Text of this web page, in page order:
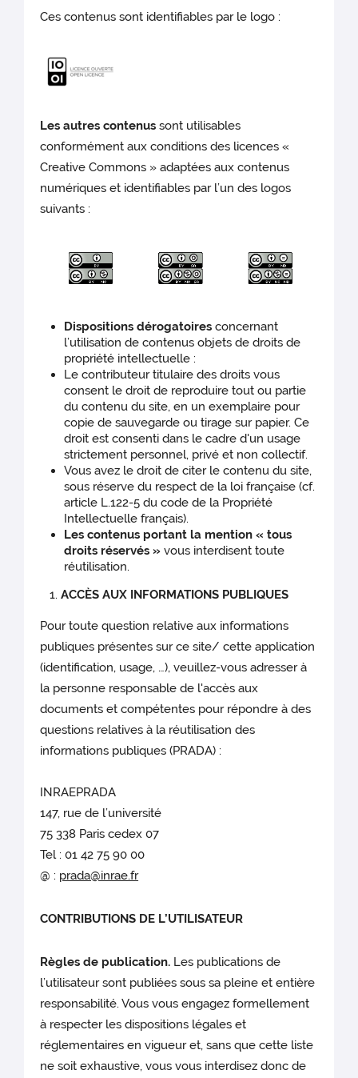
Ces contenus sont identifiables par le logo :
Les autres contenussont utilisables
conformément aux conditions des licences «
Creative Commons » adaptées aux contenus
numériques et identifiables par l’un des logos
suivants :
Dispositions dérogatoires concernant
l’utilisation de contenus objets de droits de
propriété intellectuelle :
Le contributeur titulaire des droits vous
consent le droit de reproduire tout ou partie
du contenu du site, en un exemplaire pour
copie de sauvegarde ou tirage sur papier. Ce
droit est consenti dans le cadre d'un usage
strictement personnel, privé et non collectif.
Vous avez le droit de citer le contenu du site,
sous réserve du respect de la loi française (cf.
article L.122-5 du code de la Propriété
Intellectuelle français).
Les contenus portant la mention « tous
droits réservés » vous interdisent toute
réutilisation.
ACCÈS AUX INFORMATIONS PUBLIQUES
Pour toute question relative aux informations
publiques présentes sur ce site/ cette application
(identification, usage, …), veuillez-vous adresser à
la personne responsable de l'accès aux
documents et compétentes pour répondre à des
questions relatives à la réutilisation des
informations publiques (PRADA) :
INRAEPRADA
147, rue de l’université
75 338 Paris cedex 07
Tel : 01 42 75 90 00
@ : prada@inrae.fr
CONTRIBUTIONS DE L’UTILISATEUR
Règles de publication. Les publications de
l’utilisateur sont publiées sous sa pleine et entière
responsabilité. Vous vous engagez formellement
à respecter les dispositions légales et
réglementaires en vigueur et, sans que cette liste
ne soit exhaustive, vous vous interdisez donc de